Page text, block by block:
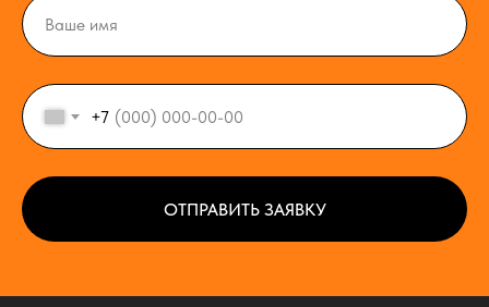
+7
ОТПРАВИТЬ ЗАЯВКУ